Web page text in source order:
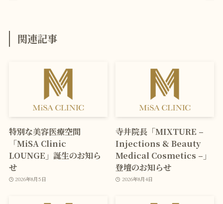
関連記事
特別な美容医療空間
「MiSA Clinic
LOUNGE」誕生のお知ら
せ
2026年8月5日
寺井院長「MIXTURE –
Injections & Beauty
Medical Cosmetics –」
登壇のお知らせ
2026年8月4日